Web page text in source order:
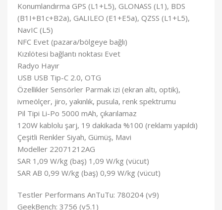
Konumlandırma GPS (L1+L5), GLONASS (L1), BDS
(B1I+B1c+B2a), GALILEO (E1+E5a), QZSS (L1+L5),
NavIC (L5)
NFC Evet (pazara/bölgeye bağlı)
Kızılötesi bağlantı noktası Evet
Radyo Hayır
USB USB Tip-C 2.0, OTG
Özellikler Sensörler Parmak izi (ekran altı, optik),
ivmeölçer, jiro, yakınlık, pusula, renk spektrumu
Pil Tipi Li-Po 5000 mAh, çıkarılamaz
120W kablolu şarj, 19 dakikada %100 (reklamı yapıldı)
Çeşitli Renkler Siyah, Gümüş, Mavi
Modeller 22071212AG
SAR 1,09 W/kg (baş) 1,09 W/kg (vücut)
SAR AB 0,99 W/kg (baş) 0,99 W/kg (vücut)
Testler Performans AnTuTu: 780204 (v9)
GeekBench: 3756 (v5.1)